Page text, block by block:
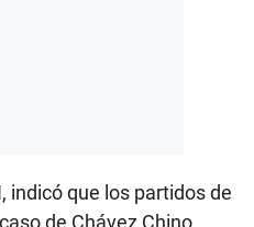
indicó que los partidos de
de Chávez Chino